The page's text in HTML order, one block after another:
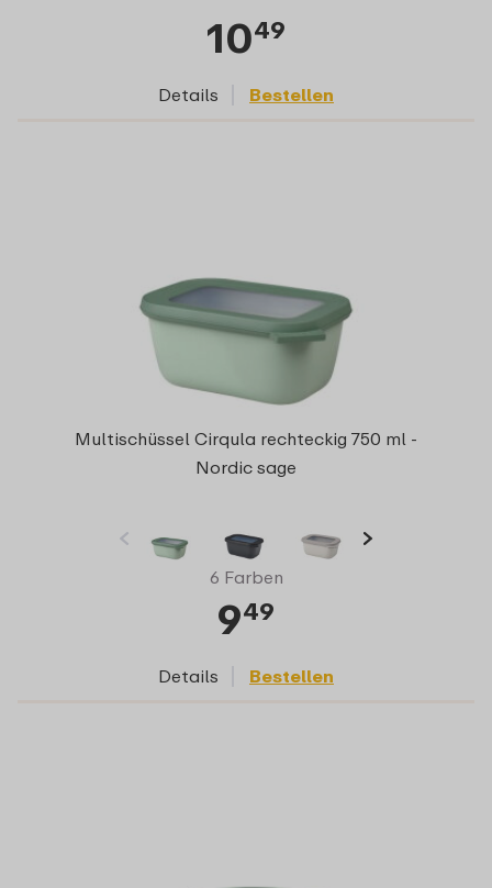
1049
Details Bestellen
Multischüssel Cirqula rechteckig 750 ml -
Nordic sage
6 Farben
949
Details Bestellen